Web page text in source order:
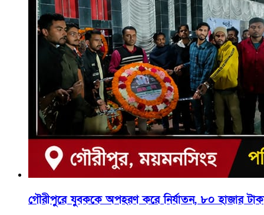
গৌরীপুরে যুবককে অপহরণ করে নির্যাতন, ৮০ হাজার